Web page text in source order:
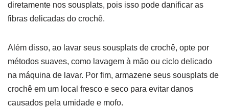
diretamente nos sousplats, pois isso pode danificar as
fibras delicadas do crochê.
Além disso, ao lavar seus sousplats de crochê, opte por
métodos suaves, como lavagem à mão ou ciclo delicado
na máquina de lavar. Por fim, armazene seus sousplats de
crochê em um local fresco e seco para evitar danos
causados pela umidade e mofo.